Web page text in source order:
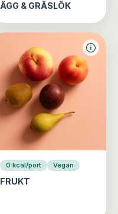
ÄGG & GRÄSLÖK
0 kcal/port Vegan
FRUKT